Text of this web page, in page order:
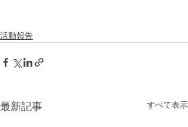
活動報告
最新記事 すべて表示